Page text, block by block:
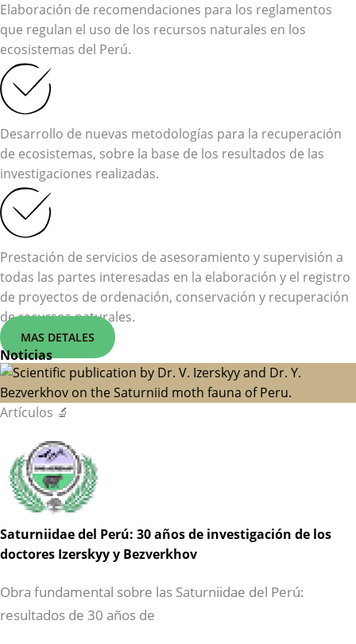
Elaboración de recomendaciones para los reglamentos
que regulan el uso de los recursos naturales en los
ecosistemas del Perú.
Desarrollo de nuevas metodologías para la recuperación
de ecosistemas, sobre la base de los resultados de las
investigaciones realizadas.
Prestación de servicios de asesoramiento y supervisión a
todas las partes interesadas en la elaboración y el registro
de proyectos de ordenación, conservación y recuperación
de recursos naturales.
MAS DETALES
Noticias
Artículos 🔬
Saturniidae del Perú: 30 años de investigación de los
doctores Izerskyy y Bezverkhov
Obra fundamental sobre las Saturniidae del Perú:
resultados de 30 años de